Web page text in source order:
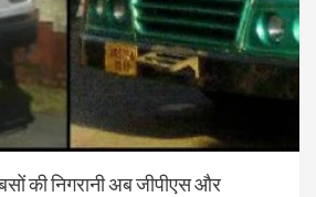
की निगरानी अब जीपीएस और